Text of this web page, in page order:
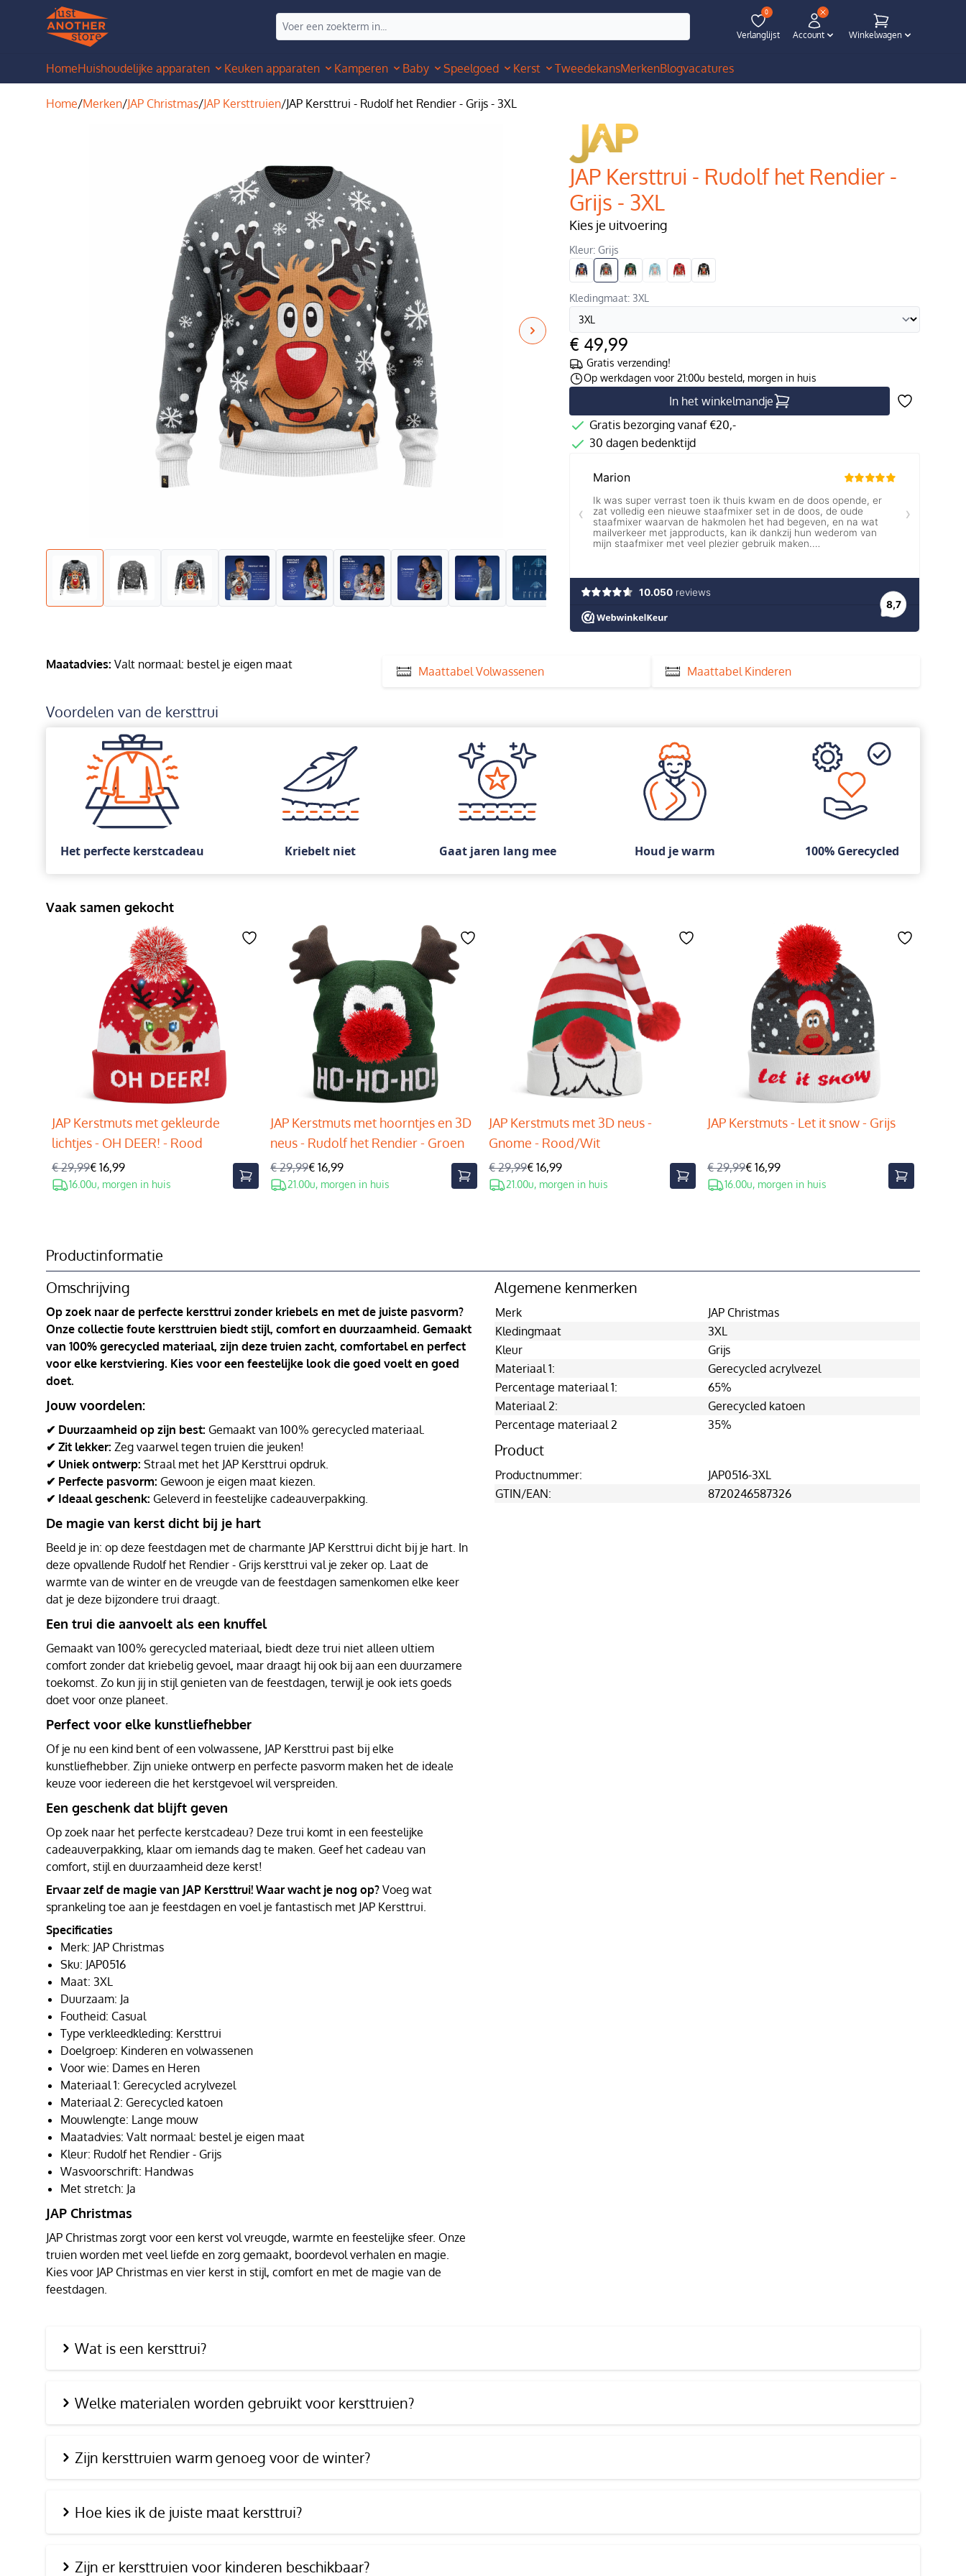
0
Verlanglijst Account Winkelwagen
HomeHuishoudelijke apparaten Keuken apparaten Kamperen Baby Speelgoed Kerst TweedekansMerkenBlogvacatures
Home/Merken/JAP Christmas/JAP Kersttruien/JAP Kersttrui - Rudolf het Rendier - Grijs - 3XL
JAP Kersttrui - Rudolf het Rendier -
Grijs - 3XL
Kies je uitvoering
Kleur: Grijs
Kledingmaat: 3XL
€ 49,99
Gratis verzending!
Op werkdagen voor 21:00u besteld, morgen in huis
In het winkelmandje
Gratis bezorging vanaf €20,-
30 dagen bedenktijd
Maatadvies: Valt normaal: bestel je eigen maat Maattabel Volwassenen Maattabel Kinderen
Voordelen van de kersttrui
Het perfecte kerstcadeau Kriebelt niet Gaat jaren lang mee Houd je warm 100% Gerecycled
Vaak samen gekocht
JAP Kerstmuts met gekleurde
lichtjes - OH DEER! - Rood
€ 29,99€ 16,99
16.00u, morgen in huis
JAP Kerstmuts met hoorntjes en 3D
neus - Rudolf het Rendier - Groen
€ 29,99€ 16,99
21.00u, morgen in huis
JAP Kerstmuts met 3D neus -
Gnome - Rood/Wit
€ 29,99€ 16,99
21.00u, morgen in huis
JAP Kerstmuts - Let it snow - Grijs
€ 29,99€ 16,99
16.00u, morgen in huis
Productinformatie
Omschrijving
Op zoek naar de perfecte kersttrui zonder kriebels en met de juiste pasvorm?
Onze collectie foute kersttruien biedt stijl, comfort en duurzaamheid. Gemaakt
van 100% gerecycled materiaal, zijn deze truien zacht, comfortabel en perfect
voor elke kerstviering. Kies voor een feestelijke look die goed voelt en goed
doet.
Jouw voordelen:
✔ Duurzaamheid op zijn best: Gemaakt van 100% gerecycled materiaal.
✔ Zit lekker: Zeg vaarwel tegen truien die jeuken!
✔ Uniek ontwerp: Straal met het JAP Kersttrui opdruk.
✔ Perfecte pasvorm: Gewoon je eigen maat kiezen.
✔ Ideaal geschenk: Geleverd in feestelijke cadeauverpakking.
De magie van kerst dicht bij je hart
Beeld je in: op deze feestdagen met de charmante JAP Kersttrui dicht bij je hart. In
deze opvallende Rudolf het Rendier - Grijs kersttrui val je zeker op. Laat de
warmte van de winter en de vreugde van de feestdagen samenkomen elke keer
dat je deze bijzondere trui draagt.
Een trui die aanvoelt als een knuffel
Gemaakt van 100% gerecycled materiaal, biedt deze trui niet alleen ultiem
comfort zonder dat kriebelig gevoel, maar draagt hij ook bij aan een duurzamere
toekomst. Zo kun jij in stijl genieten van de feestdagen, terwijl je ook iets goeds
doet voor onze planeet.
Perfect voor elke kunstliefhebber
Of je nu een kind bent of een volwassene, JAP Kersttrui past bij elke
kunstliefhebber. Zijn unieke ontwerp en perfecte pasvorm maken het de ideale
keuze voor iedereen die het kerstgevoel wil verspreiden.
Een geschenk dat blijft geven
Op zoek naar het perfecte kerstcadeau? Deze trui komt in een feestelijke
cadeauverpakking, klaar om iemands dag te maken. Geef het cadeau van
comfort, stijl en duurzaamheid deze kerst!
Ervaar zelf de magie van JAP Kersttrui! Waar wacht je nog op? Voeg wat
sprankeling toe aan je feestdagen en voel je fantastisch met JAP Kersttrui.
Specificaties
Merk: JAP Christmas
Sku: JAP0516
Maat: 3XL
Duurzaam: Ja
Foutheid: Casual
Type verkleedkleding: Kersttrui
Doelgroep: Kinderen en volwassenen
Voor wie: Dames en Heren
Materiaal 1: Gerecycled acrylvezel
Materiaal 2: Gerecycled katoen
Mouwlengte: Lange mouw
Maatadvies: Valt normaal: bestel je eigen maat
Kleur: Rudolf het Rendier - Grijs
Wasvoorschrift: Handwas
Met stretch: Ja
JAP Christmas
JAP Christmas zorgt voor een kerst vol vreugde, warmte en feestelijke sfeer. Onze
truien worden met veel liefde en zorg gemaakt, boordevol verhalen en magie.
Kies voor JAP Christmas en vier kerst in stijl, comfort en met de magie van de
feestdagen.
Algemene kenmerken
Merk
JAP Christmas
Kledingmaat
3XL
Kleur
Grijs
Materiaal 1:
Gerecycled acrylvezel
Percentage materiaal 1:
65%
Materiaal 2:
Gerecycled katoen
Percentage materiaal 2
35%
Product
Productnummer:
JAP0516-3XL
GTIN/EAN:
8720246587326
Wat is een kersttrui?
Welke materialen worden gebruikt voor kersttruien?
Zijn kersttruien warm genoeg voor de winter?
Hoe kies ik de juiste maat kersttrui?
Zijn er kersttruien voor kinderen beschikbaar?